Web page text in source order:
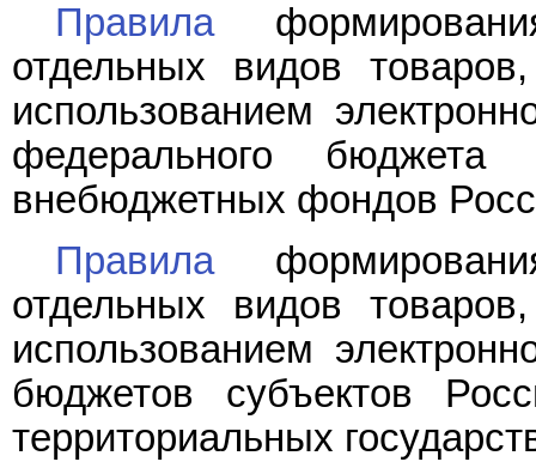
Правила
отдельных видов
использованием
федерального бюджета
внебюджетных фондов
Правила
отдельных видов
использованием
бюджетов субъектов
территориальных